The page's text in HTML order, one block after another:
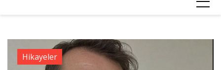
Hikayeler